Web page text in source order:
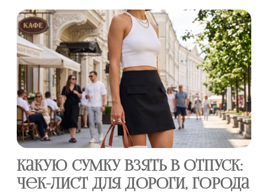
Какую сумку взять в отпуск:
чек-лист для дороги, города